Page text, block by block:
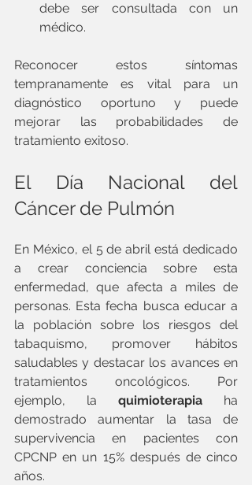
debe ser consultada con un
médico.
Reconocer estos síntomas
tempranamente es vital para un
diagnóstico oportuno y puede
mejorar las probabilidades de
tratamiento exitoso.
El Día Nacional del
Cáncer de Pulmón
En México, el 5 de abril está dedicado
a crear conciencia sobre esta
enfermedad, que afecta a miles de
personas. Esta fecha busca educar a
la población sobre los riesgos del
tabaquismo, promover hábitos
saludables y destacar los avances en
tratamientos oncológicos. Por
ejemplo, la quimioterapia ha
demostrado aumentar la tasa de
supervivencia en pacientes con
CPCNP en un 15% después de cinco
años.